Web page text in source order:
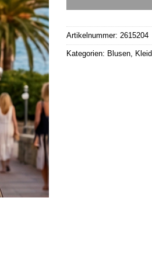
Artikelnummer: 2615204
Kategorien: Blusen,